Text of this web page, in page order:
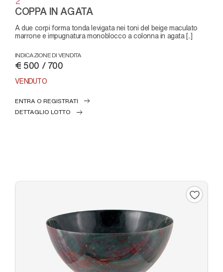
COPPA IN AGATA
a due corpi forma tonda levigata nei toni del beige maculato
marrone e impugnatura monoblocco a colonna in agata [..]
INDICAZIONE DI VENDITA
€ 500 / 700
VENDUTO
ENTRA O REGISTRATI
DETTAGLIO LOTTO